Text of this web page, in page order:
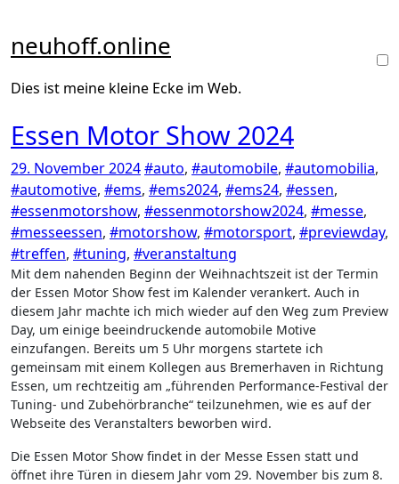
springen
neuhoff.online
Dies ist meine kleine Ecke im Web.
Essen Motor Show 2024
29. November 2024#auto, #automobile, #automobilia,
#automotive, #ems, #ems2024, #ems24, #essen,
#essenmotorshow, #essenmotorshow2024, #messe,
#messeessen, #motorshow, #motorsport, #previewday,
#treffen, #tuning, #veranstaltung
Mit dem nahenden Beginn der Weihnachtszeit ist der Termin
der Essen Motor Show fest im Kalender verankert. Auch in
diesem Jahr machte ich mich wieder auf den Weg zum Preview
Day, um einige beeindruckende automobile Motive
einzufangen. Bereits um 5 Uhr morgens startete ich
gemeinsam mit einem Kollegen aus Bremerhaven in Richtung
Essen, um rechtzeitig am „führenden Performance-Festival der
Tuning- und Zubehörbranche“ teilzunehmen, wie es auf der
Webseite des Veranstalters beworben wird.
Die Essen Motor Show findet in der Messe Essen statt und
öffnet ihre Türen in diesem Jahr vom 29. November bis zum 8.